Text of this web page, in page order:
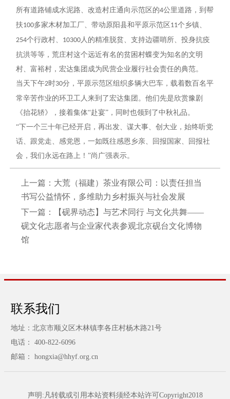
所有道路铺成水泥路、改造村庄通向示范区的4公里道路，到帮
扶100多家木材加工厂、带动原阳县和平原示范区11个乡镇、
254个行政村、 10300 人的精准脱贫、支持边疆哨所、投身抗疫
抗洪等等，荒庄村这个远近有名的贫困村蝶变为知名的文明
村、富裕村，宏达集团成为民营企业履行社会责任的典范。
当天下午2时30分，平原示范区组织多辆大巴车，载着数百名平
常辛苦作业的环卫工人来到了宏达集团。他们先是欣赏豫剧
《抬花轿》，接着集体“赴宴”，同时也领到了中秋礼品。
“下一个三十年已经开启，再出发、谋大事、创大业，始终听党
话、跟党走、感党恩，一如既往感恩乡亲、回报国家、回报社
会，我们永远在路上！”尚广强表示。
上一篇： 大荒（福建）茶业有限公司：以责任担当
书写公益情怀，多维助力乡村振兴与社会发展
下一篇：
【砚界动态】与艺术同行 与文化共舞——
砚文化志愿者与企业家代表参观北京砚台文化博物
馆
联系我们
地址：北京市顺义区木林镇李各庄村杨木路21号
电话： 400-822-6096
邮箱： hongxia@hhyf.org.cn
声明:凡转载或引用本站资料须经本站许可Copyright2018